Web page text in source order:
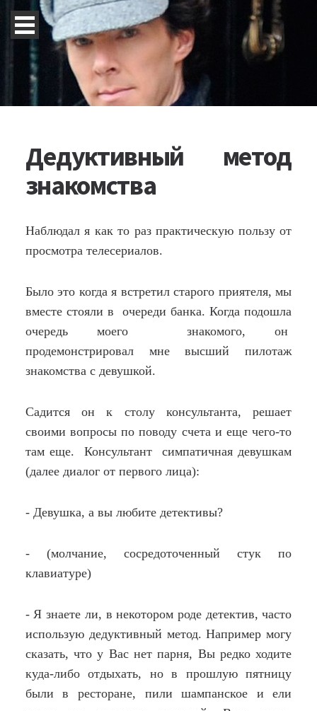
Дедуктивный метод
знакомства
Наблюдал я как то раз практическую пользу от
просмотра телесериалов.
Было это когда я встретил старого приятеля, мы
вместе стояли в очереди банка. Когда подошла
очередь моего знакомого, он
продемонстрировал мне высший пилотаж
знакомства с девушкой.
Садится он к столу консультанта, решает
своими вопросы по поводу счета и еще чего-то
там еще. Консультант симпатичная девушкам
(далее диалог от первого лица):
- Девушка, а вы любите детективы?
- (молчание, сосредоточенный стук по
клавиатуре)
- Я знаете ли, в некотором роде детектив, часто
использую дедуктивный метод. Например могу
сказать, что у Вас нет парня, Вы редко ходите
куда-либо отдыхать, но в прошлую пятницу
были в ресторане, пили шампанское и ели